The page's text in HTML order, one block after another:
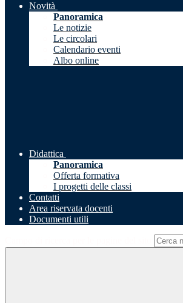
Novità
Panoramica
Le notizie
Le circolari
Calendario eventi
Albo online
Didattica
Panoramica
Offerta formativa
I progetti delle classi
Contatti
Area riservata docenti
Documenti utili